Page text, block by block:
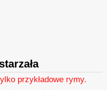
przykładowe rymy.